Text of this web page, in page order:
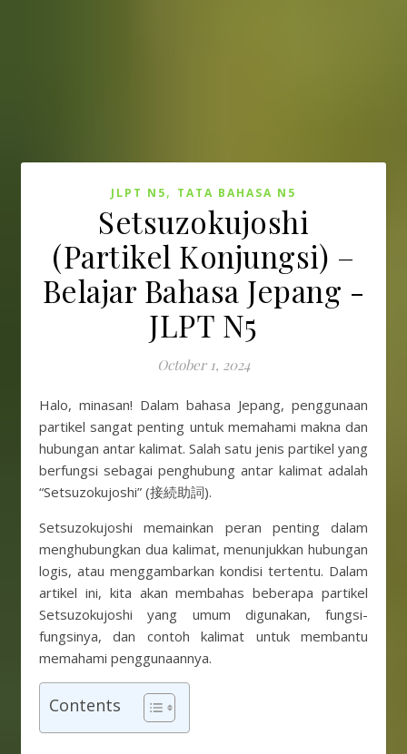
JLPT N5, TATA BAHASA N5
Setsuzokujoshi
(Partikel Konjungsi) –
Belajar Bahasa Jepang -
JLPT N5
October 1, 2024
Halo, minasan! Dalam bahasa Jepang, penggunaan
partikel sangat penting untuk memahami makna dan
hubungan antar kalimat. Salah satu jenis partikel yang
berfungsi sebagai penghubung antar kalimat adalah
“Setsuzokujoshi” (接続助詞).
Setsuzokujoshi memainkan peran penting dalam
menghubungkan dua kalimat, menunjukkan hubungan
logis, atau menggambarkan kondisi tertentu. Dalam
artikel ini, kita akan membahas beberapa partikel
Setsuzokujoshi yang umum digunakan, fungsi-
fungsinya, dan contoh kalimat untuk membantu
memahami penggunaannya.
Contents